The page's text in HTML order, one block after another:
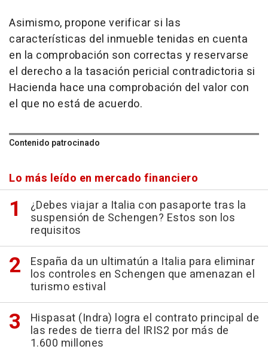
Asimismo, propone verificar si las
características del inmueble tenidas en cuenta
en la comprobación son correctas y reservarse
el derecho a la tasación pericial contradictoria si
Hacienda hace una comprobación del valor con
el que no está de acuerdo.
Contenido patrocinado
Lo más leído en mercado financiero
¿Debes viajar a Italia con pasaporte tras la
suspensión de Schengen? Estos son los
requisitos
España da un ultimatún a Italia para eliminar
los controles en Schengen que amenazan el
turismo estival
Hispasat (Indra) logra el contrato principal de
las redes de tierra del IRIS2 por más de
1.600 millones